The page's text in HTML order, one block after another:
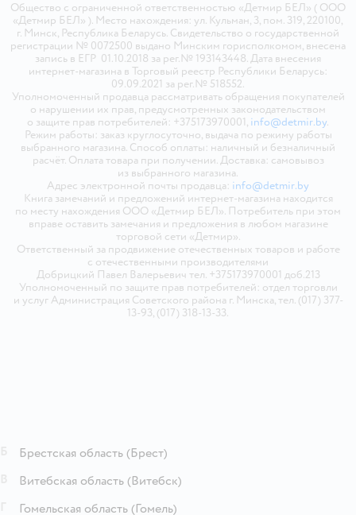
Общество с ограниченной ответственностью «Детмир БЕЛ» ( ООО
«Детмир БЕЛ» ). Место нахождения: ул. Кульман, 3, пом. 319, 220100,
г. Минск, Республика Беларусь. Свидетельство о государственной
регистрации № 0072500 выдано Минским горисполкомом, внесена
запись в ЕГР 01.10.2018 за рег.№ 193143448. Дата внесения
интернет-магазина в Торговый реестр Республики Беларусь:
09.09.2021 за рег.№ 518552.
Уполномоченный продавца рассматривать обращения покупателей
о нарушении их прав, предусмотренных законодательством
о защите прав потребителей: +375173970001, info@detmir.by.
Режим работы: заказ круглосуточно, выдача по режиму работы
выбранного магазина. Способ оплаты: наличный и безналичный
расчёт. Оплата товара при получении. Доставка: самовывоз
из выбранного магазина.
Адрес электронной почты продавца: info@detmir.by
Книга замечаний и предложений интернет-магазина находится
по месту нахождения ООО «Детмир БЕЛ». Потребитель при этом
вправе оставить замечания и предложения в любом магазине
торговой сети «Детмир».
Ответственный за продвижение отечественных товаров и работе
с отечественными производителями
Добрицкий Павел Валерьевич тел. +375173970001 доб.213
Уполномоченный по защите прав потребителей: отдел торговли
и услуг Администрация Советского района г. Минска, тел. (017) 377-
13-93, (017) 318-13-33.
Брестская область (Брест)
Витебская область (Витебск)
Гомельская область (Гомель)